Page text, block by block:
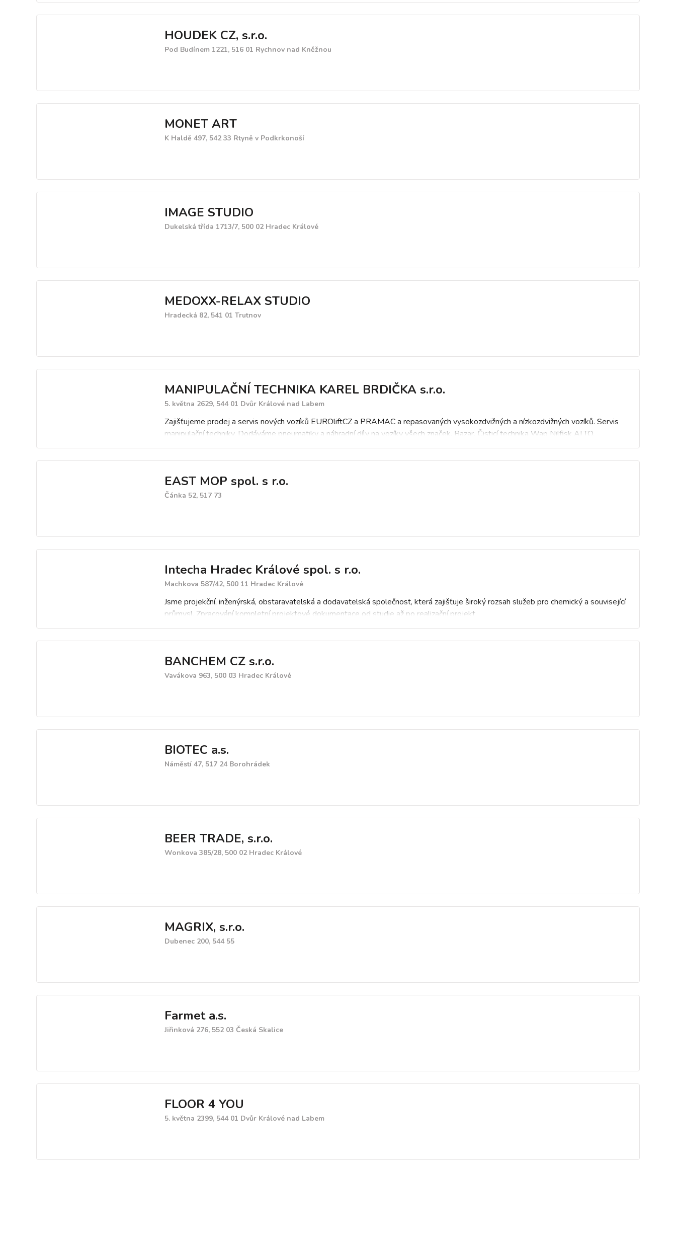
HOUDEK CZ, s.r.o.
Pod Budínem 1221, 516 01 Rychnov nad Kněžnou
MONET ART
K Haldě 497, 542 33 Rtyně v Podkrkonoší
IMAGE STUDIO
Dukelská třída 1713/7, 500 02 Hradec Králové
MEDOXX-RELAX STUDIO
Hradecká 82, 541 01 Trutnov
MANIPULAČNÍ TECHNIKA KAREL BRDIČKA s.r.o.
5. května 2629, 544 01 Dvůr Králové nad Labem
Zajišťujeme prodej a servis nových vozíků EUROliftCZ a PRAMAC a repasovaných vysokozdvižných a nízkozdvižných vozíků. Servis
manipulační techniky. Dodáváme pneumatiky a náhradní díly na vozíky všech značek. Bazar. Čisticí technika Wap Nilfisk ALTO.
EAST MOP spol. s r.o.
Čánka 52, 517 73
Intecha Hradec Králové spol. s r.o.
Machkova 587/42, 500 11 Hradec Králové
Jsme projekční, inženýrská, obstaravatelská a dodavatelská společnost, která zajišťuje široký rozsah služeb pro chemický a související
průmysl. Zpracování kompletní projektové dokumentace od studie až po realizační projekt.
BANCHEM CZ s.r.o.
Vavákova 963, 500 03 Hradec Králové
BIOTEC a.s.
Náměstí 47, 517 24 Borohrádek
BEER TRADE, s.r.o.
Wonkova 385/28, 500 02 Hradec Králové
MAGRIX, s.r.o.
Dubenec 200, 544 55
Farmet a.s.
Jiřinková 276, 552 03 Česká Skalice
FLOOR 4 YOU
5. května 2399, 544 01 Dvůr Králové nad Labem